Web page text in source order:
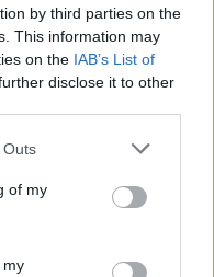
by third parties on the
This information may
on the IAB’s List of
disclose it to other
one or more Google
You may click to
its third-party tags to
in below Google
Outs
of my
my
Piastri párost a
Verstappenért